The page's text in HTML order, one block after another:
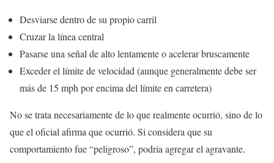
Desviarse dentro de su propio carril
Cruzar la línea central
Pasarse una señal de alto lentamente o acelerar bruscamente
Exceder el límite de velocidad (aunque generalmente debe ser
más de 15 mph por encima del límite en carretera)
No se trata necesariamente de lo que realmente ocurrió, sino de lo
que el oficial afirma que ocurrió. Si considera que su
comportamiento fue “peligroso”, podría agregar el agravante.